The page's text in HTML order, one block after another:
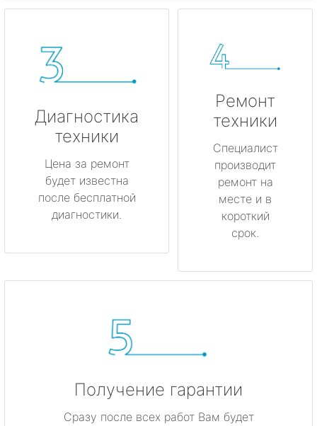
Диагностика
техники
Цена за ремонт
будет известна
после бесплатной
диагностики.
Ремонт
техники
Специалист
производит
ремонт на
месте и в
короткий
срок.
Получение гарантии
Сразу после всех работ Вам будет